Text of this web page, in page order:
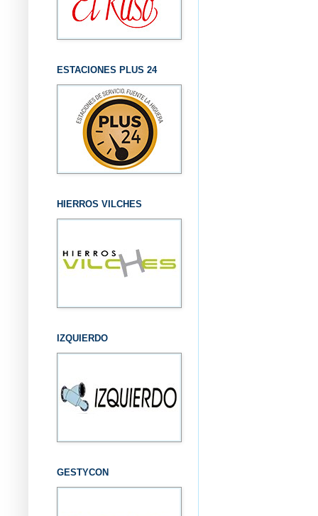
ESTACIONES PLUS 24
HIERROS VILCHES
IZQUIERDO
GESTYCON